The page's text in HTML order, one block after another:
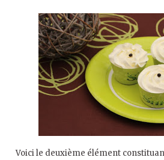
Voici le deuxième élément